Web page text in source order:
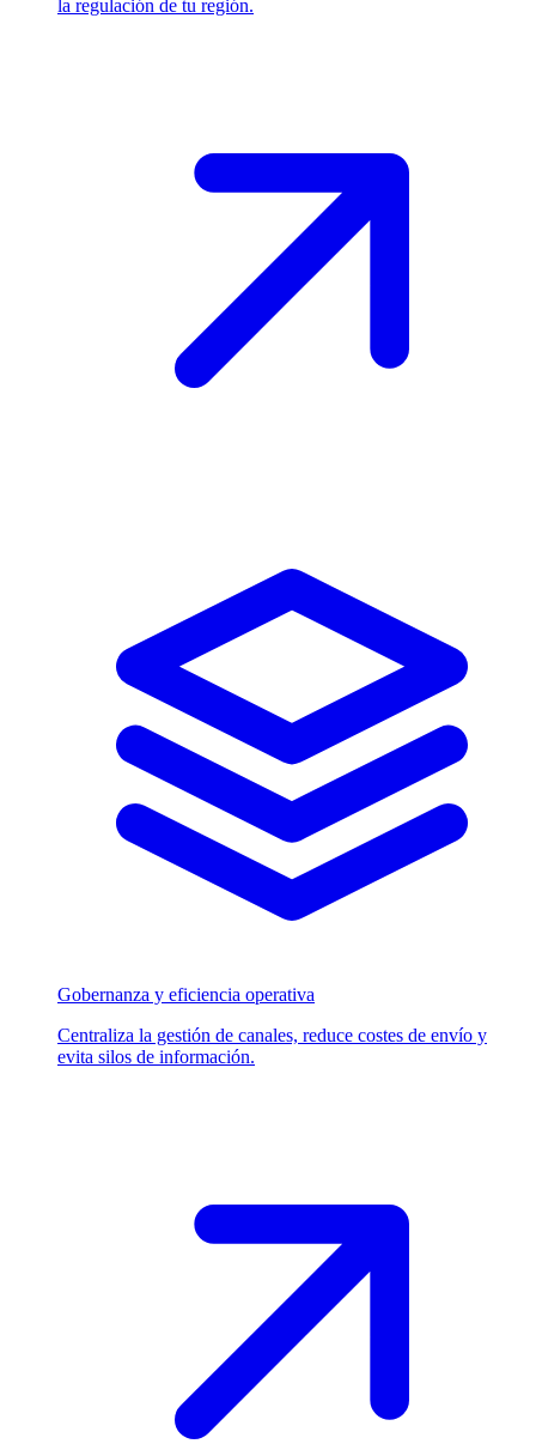
la regulación de tu región.
Gobernanza y eficiencia operativa
Centraliza la gestión de canales, reduce costes de envío y
evita silos de información.